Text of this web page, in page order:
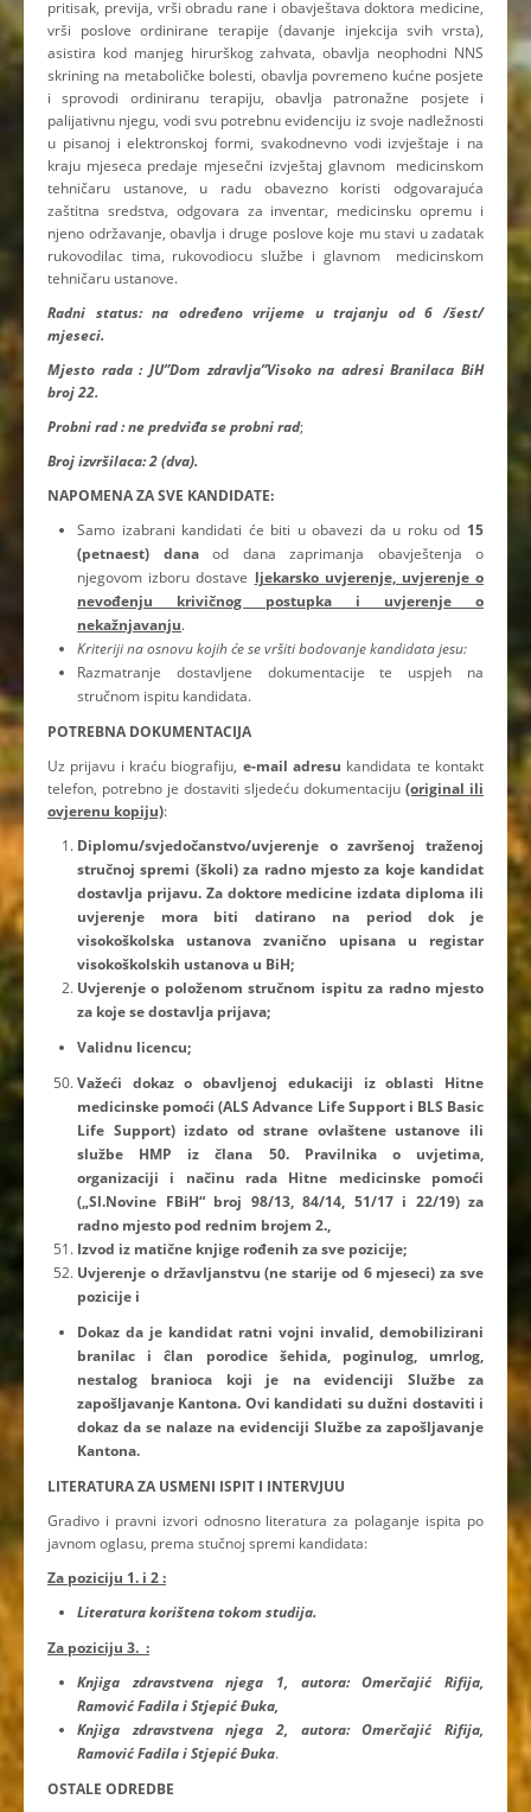
pritisak, previja, vrši obradu rane i obavještava doktora medicine,
vrši poslove ordinirane terapije (davanje injekcija svih vrsta),
asistira kod manjeg hirurškog zahvata, obavlja neophodni NNS
skrining na metaboličke bolesti, obavlja povremeno kućne posjete
i sprovodi ordiniranu terapiju, obavlja patronažne posjete i
palijativnu njegu, vodi svu potrebnu evidenciju iz svoje nadležnosti
u pisanoj i elektronskoj formi, svakodnevno vodi izvještaje i na
kraju mjeseca predaje mjesečni izvještaj glavnom medicinskom
tehničaru ustanove, u radu obavezno koristi odgovarajuća
zaštitna sredstva, odgovara za inventar, medicinsku opremu i
njeno održavanje, obavlja i druge poslove koje mu stavi u zadatak
rukovodilac tima, rukovodiocu službe i glavnom medicinskom
tehničaru ustanove.
Radni status: na određeno vrijeme u trajanju od 6 /šest/
mjeseci.
Mjesto rada : JU”Dom zdravlja”Visoko na adresi Branilaca BiH
broj 22.
Probni rad : ne predviđa se probni rad;
Broj izvršilaca: 2 (dva).
NAPOMENA ZA SVE KANDIDATE:
Samo izabrani kandidati će biti u obavezi da u roku od 15
(petnaest) danaod dana zaprimanja obavještenja o
njegovom izboru dostave ljekarsko uvjerenje, uvjerenje o
nevođenju krivičnog postupka i uvjerenje o
nekažnjavanju.
Kriteriji na osnovu kojih će se vršiti bodovanje kandidata jesu:
Razmatranje dostavljene dokumentacije te uspjeh na
stručnom ispitu kandidata.
POTREBNA DOKUMENTACIJA
Uz prijavu i kraću biografiju, e-mail adresu kandidata te kontakt
telefon, potrebno je dostaviti sljedeću dokumentaciju (original ili
ovjerenu kopiju):
Diplomu/svjedočanstvo/uvjerenje o završenoj traženoj
stručnoj spremi (školi) za radno mjesto za koje kandidat
dostavlja prijavu. Za doktore medicine izdata diploma ili
uvjerenje mora biti datirano na period dok je
visokoškolska ustanova zvanično upisana u registar
visokoškolskih ustanova u BiH;
Uvjerenje o položenom stručnom ispitu za radno mjesto
za koje se dostavlja prijava;
Validnu licencu;
Važeći dokaz o obavljenoj edukaciji iz oblasti Hitne
medicinske pomoći (ALS Advance Life Support i BLS Basic
Life Support) izdato od strane ovlaštene ustanove ili
službe HMP iz člana 50. Pravilnika o uvjetima,
organizaciji i načinu rada Hitne medicinske pomoći
(„Sl.Novine FBiH“ broj 98/13, 84/14, 51/17 i 22/19) za
radno mjesto pod rednim brojem 2.,
Izvod iz matične knjige rođenih za sve pozicije;
Uvjerenje o državljanstvu (ne starije od 6 mjeseci) za sve
pozicije i
Dokaz da je kandidat ratni vojni invalid, demobilizirani
branilac i ĉlan porodice šehida, poginulog, umrlog,
nestalog branioca koji je na evidenciji Službe za
zapošljavanje Kantona. Ovi kandidati su dužni dostaviti i
dokaz da se nalaze na evidenciji Službe za zapošljavanje
Kantona.
LITERATURA ZA USMENI ISPIT I INTERVJUU
Gradivo i pravni izvori odnosno literatura za polaganje ispita po
javnom oglasu, prema stučnoj spremi kandidata:
Za poziciju 1. i 2 :
Literatura korištena tokom studija.
Za poziciju 3. :
Knjiga zdravstvena njega 1, autora: Omerčajić Rifija,
Ramović Fadila i Stjepić Đuka,
Knjiga zdravstvena njega 2, autora: Omerčajić Rifija,
Ramović Fadila i Stjepić Đuka.
OSTALE ODREDBE